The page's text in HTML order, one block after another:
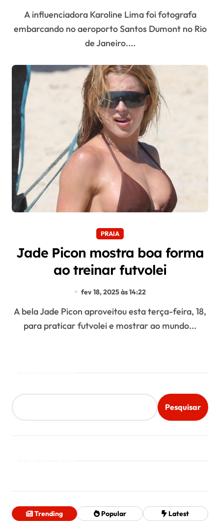
A influenciadora Karoline Lima foi fotografa
embarcando no aeroporto Santos Dumont no Rio
de Janeiro....
PRAIA
Jade Picon mostra boa forma
ao treinar futvolei
fev 18, 2025 às 14:22
A bela Jade Picon aproveitou esta terça-feira, 18,
para praticar futvolei e mostrar ao mundo...
Pesquisar
Trending Popular Latest